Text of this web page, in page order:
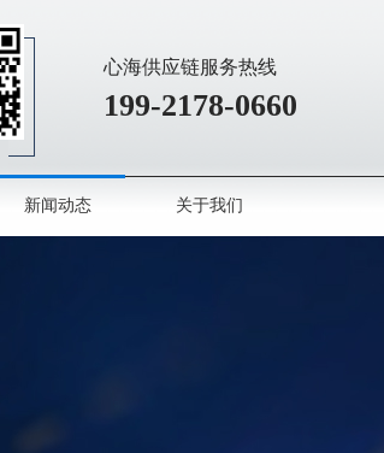
心海供应链服务热线
199-2178-0660
新闻动态 关于我们